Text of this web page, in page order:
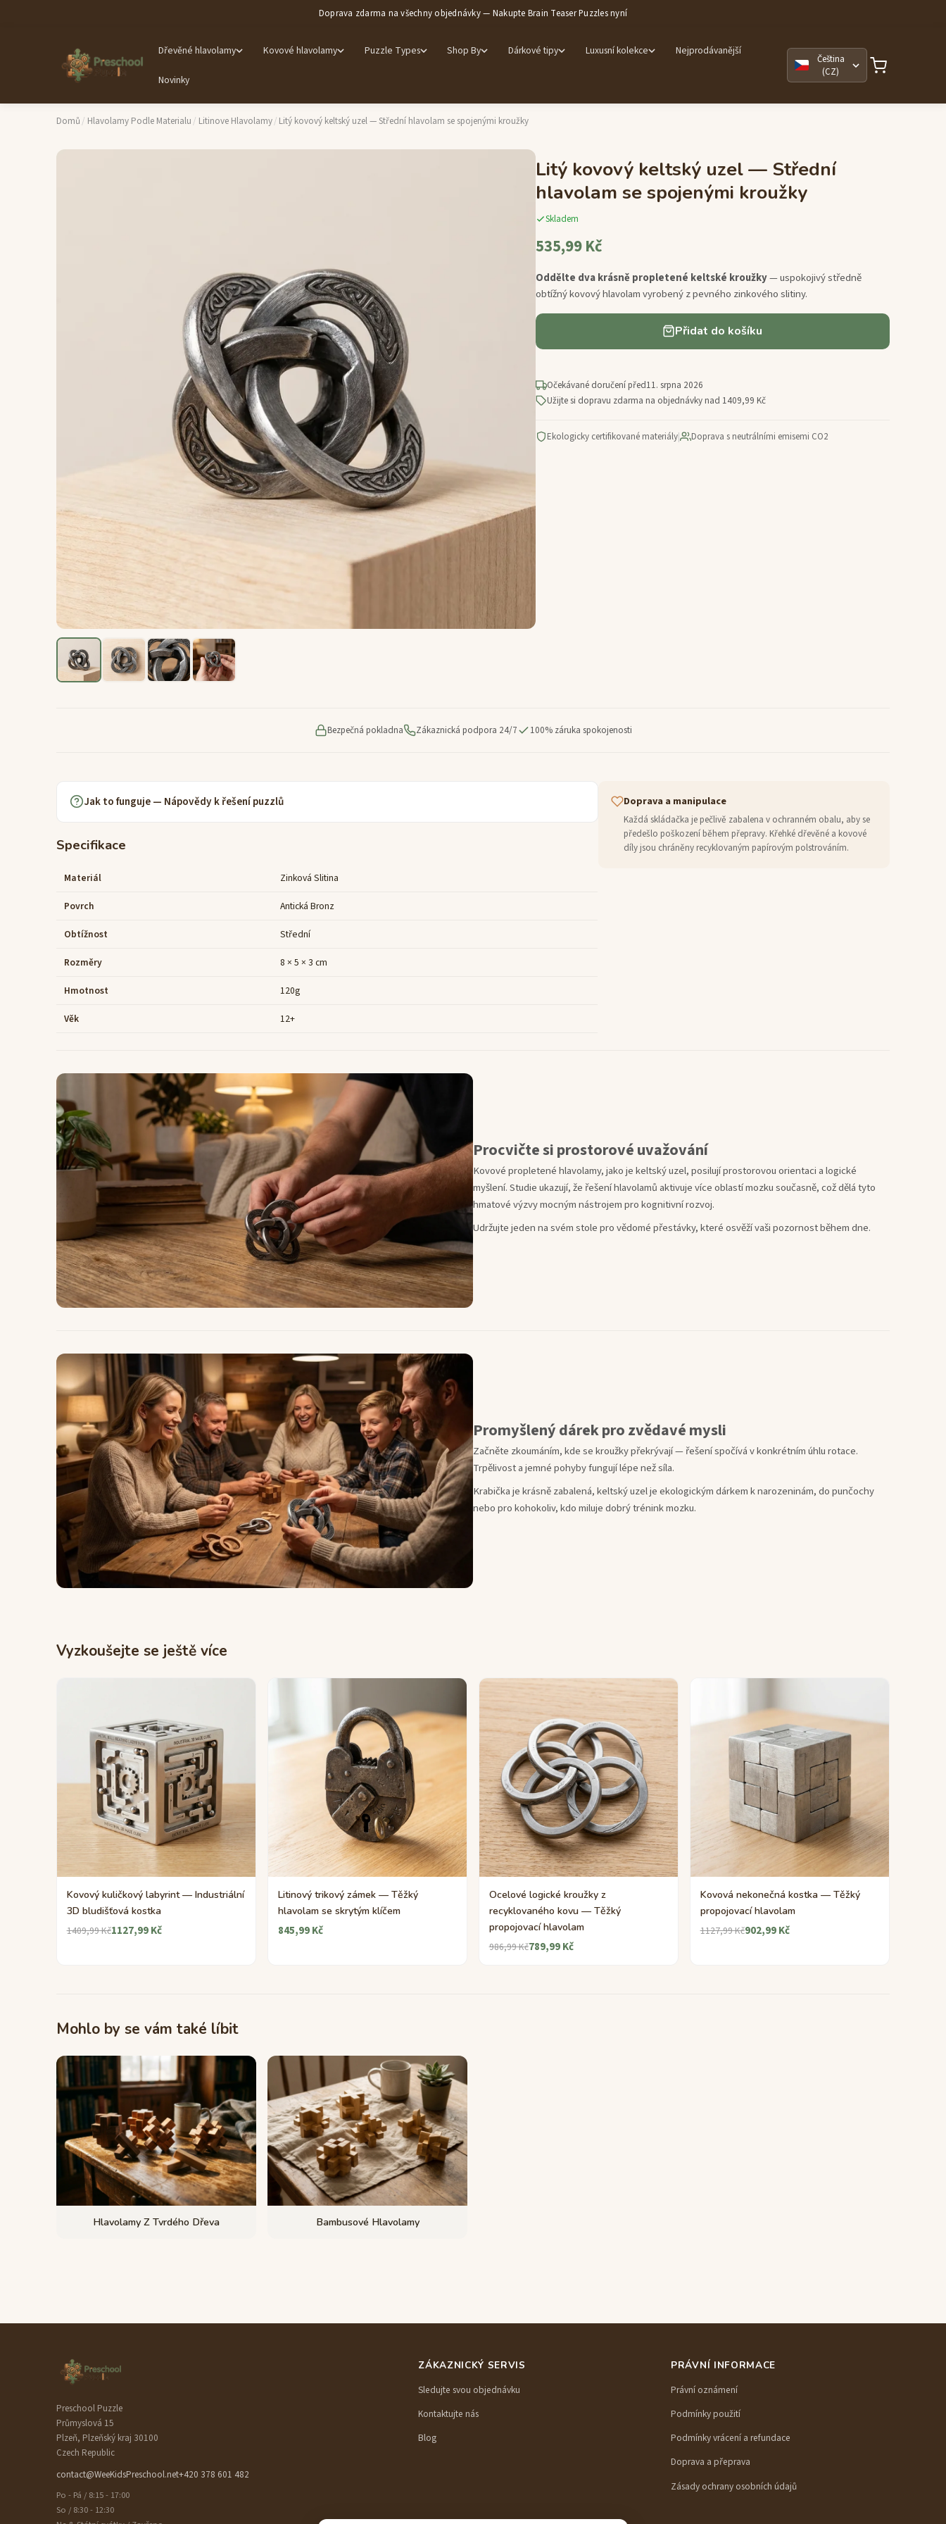
Doprava zdarma na všechny objednávky — Nakupte Brain Teaser Puzzles nyní
Dřevěné hlavolamy Kovové hlavolamy Puzzle Types Shop By Dárkové tipy Luxusní kolekce Nejprodávanější
Novinky
Čeština
(CZ)
Domů / Hlavolamy Podle Materialu / Litinove Hlavolamy/ Litý kovový keltský uzel — Střední hlavolam se spojenými kroužky
Litý kovový keltský uzel — Střední
hlavolam se spojenými kroužky
Skladem
535,99 Kč
Oddělte dva krásně propletené keltské kroužky— uspokojivý středně
obtížný kovový hlavolam vyrobený z pevného zinkového slitiny.
Přidat do košíku
Očekávané doručení před11. srpna 2026
Užijte si dopravu zdarma na objednávky nad 1409,99 Kč
Ekologicky certifikované materiály| Doprava s neutrálními emisemi CO2
Bezpečná pokladna Zákaznická podpora 24/7 100% záruka spokojenosti
Jak to funguje — Nápovědy k řešení puzzlů
Specifikace
Materiál Zinková Slitina
Povrch Antická Bronz
Obtížnost Střední
Rozměry 8 × 5 × 3 cm
Hmotnost 120g
Věk 12+
Doprava a manipulace
Každá skládačka je pečlivě zabalena v ochranném obalu, aby se
předešlo poškození během přepravy. Křehké dřevěné a kovové
díly jsou chráněny recyklovaným papírovým polstrováním.
Procvičte si prostorové uvažování
Kovové propletené hlavolamy, jako je keltský uzel, posilují prostorovou orientaci a logické
myšlení. Studie ukazují, že řešení hlavolamů aktivuje více oblastí mozku současně, což dělá tyto
hmatové výzvy mocným nástrojem pro kognitivní rozvoj.
Udržujte jeden na svém stole pro vědomé přestávky, které osvěží vaši pozornost během dne.
Promyšlený dárek pro zvědavé mysli
Začněte zkoumáním, kde se kroužky překrývají — řešení spočívá v konkrétním úhlu rotace.
Trpělivost a jemné pohyby fungují lépe než síla.
Krabička je krásně zabalená, keltský uzel je ekologickým dárkem k narozeninám, do punčochy
nebo pro kohokoliv, kdo miluje dobrý trénink mozku.
Vyzkoušejte se ještě více
Kovový kuličkový labyrint — Industriální
3D bludišťová kostka
1409,99 Kč1127,99 Kč
Litinový trikový zámek — Těžký
hlavolam se skrytým klíčem
845,99 Kč
Ocelové logické kroužky z
recyklovaného kovu — Těžký
propojovací hlavolam
986,99 Kč789,99 Kč
Kovová nekonečná kostka — Těžký
propojovací hlavolam
1127,99 Kč902,99 Kč
Mohlo by se vám také líbit
Hlavolamy Z Tvrdého Dřeva Bambusové Hlavolamy
Preschool Puzzle
Průmyslová 15
Plzeň, Plzeňský kraj 30100
Czech Republic
contact@WeeKidsPreschool.net+420 378 601 482
Po - Pá / 8:15 - 17:00
So / 8:30 - 12:30
ZÁKAZNICKÝ SERVIS
Sledujte svou objednávku
Kontaktujte nás
Blog
PRÁVNÍ INFORMACE
Právní oznámení
Podmínky použití
Podmínky vrácení a refundace
Doprava a přeprava
Zásady ochrany osobních údajů